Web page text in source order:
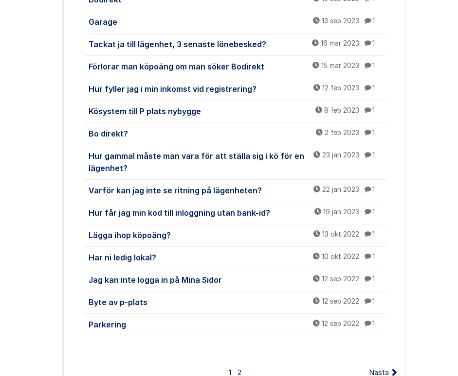
Garage 13 sep 2023 1
Tackat ja till lägenhet, 3 senaste lönebesked? 16 mar 2023 1
Förlorar man köpoäng om man söker Bodirekt 15 mar 2023 1
Hur fyller jag i min inkomst vid registrering? 12 feb 2023 1
Kösystem till P plats nybygge 8 feb 2023 1
Bo direkt? 2 feb 2023 1
Hur gammal måste man vara för att ställa sig i kö för en
lägenhet?
23 jan 2023 1
Varför kan jag inte se ritning på lägenheten? 22 jan 2023 1
Hur får jag min kod till inloggning utan bank-id? 19 jan 2023 1
Lägga ihop köpoäng? 13 okt 2022 1
Har ni ledig lokal? 10 okt 2022 1
Jag kan inte logga in på Mina Sidor 12 sep 2022 1
Byte av p-plats 12 sep 2022 1
Parkering 12 sep 2022 1
1 2 Nästa